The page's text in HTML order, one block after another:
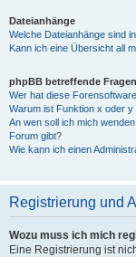
Dateianhänge
Welche Dateianhänge sind
Kann ich eine Übersicht all
phpBB betreffende Fragen
Wer hat diese
Warum ist Funktion x oder y
An wen soll ich mich
Forum gibt?
Wie kann ich einen
Registrierung und
Wozu muss ich mich
Eine Registrierung ist